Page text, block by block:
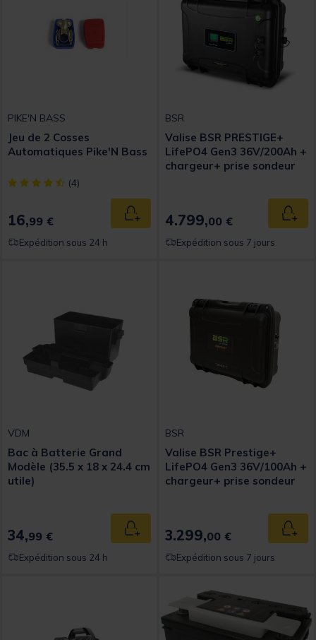
PIKE'N BASS
Jeu de 2 Cosses
Automatiques Pike'N Bass
[object Object] out of 5 Customer Rating
(4)
16,99 € Ajouter au panier
Expédition sous 24 h
BSR
Valise BSR PRESTIGE+
LifePO4 Gen3 36V/200Ah +
chargeur+ prise sondeur
4.799,00 €
Expédition sous 7 jours
VDM
Bac à Batterie Grand
Modèle (35.5 x 18 x 24.4 cm
utile)
34,99 € Ajouter au panier
Expédition sous 24 h
BSR
Valise BSR Prestige+
LifePO4 Gen3 36V/100Ah +
chargeur+ prise sondeur
3.299,00 €
Expédition sous 7 jours